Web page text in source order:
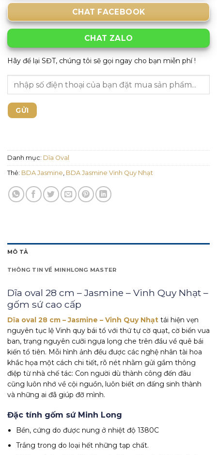
CHAT FACEBOOK
CHAT ZALO
Hãy để lại SĐT, chúng tôi sẽ gọi ngay cho bạn miễn phí !
Danh mục: Dĩa Oval
Thẻ: BDA Jasmine BDA Jasmine Vinh Quy Nhạt
MÔ TẢ
THÔNG TIN VỀ MINHLONG MASTER
Dĩa oval 28 cm – Jasmine – Vinh Quy Nhạt –
gốm sứ cao cấp
Dĩa oval 28 cm – Jasmine – Vinh Quy Nhạt tái hiện vẹn
nguyên tục lệ Vinh quy bái tổ với thứ tự cờ quạt, cờ biển vua
ban, trạng nguyên cưỡi ngựa lọng che trên đầu về quê bái
kiến tổ tiên. Mỗi hình ảnh đều được các nghệ nhân tài hoa
khắc họa một cách chi tiết, rõ nét nhằm gửi gắm thông
điệp từ nhà chế tác: Con người dù thành công đến đâu
cũng luôn nhớ về cội nguồn, luôn biết ơn đấng sinh thành
và những ai đã giúp đỡ mình.
Đặc tính gốm sứ Minh Long
Bền, cứng do được nung ở nhiệt độ 1380C
Trắng trong do loại hết những tạp chất.